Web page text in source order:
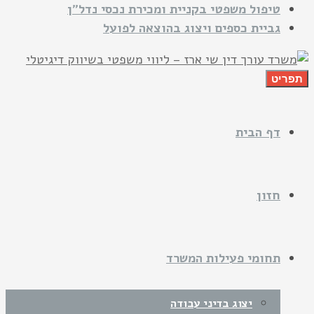
טיפול משפטי בקניית ומכירת נכסי נדל"ן
גביית כספים ויצוג בהוצאה לפועל
תפריט
דף הבית
חזון
תחומי פעילות המשרד
יצוג בדיני עבודה